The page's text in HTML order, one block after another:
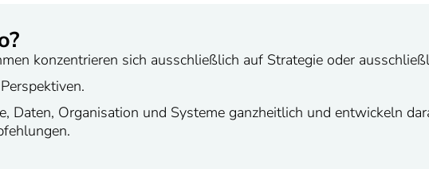
konzentrieren sich ausschließlich auf Strategie oder
Daten, Organisation und Systeme ganzheitlich und entwickeln